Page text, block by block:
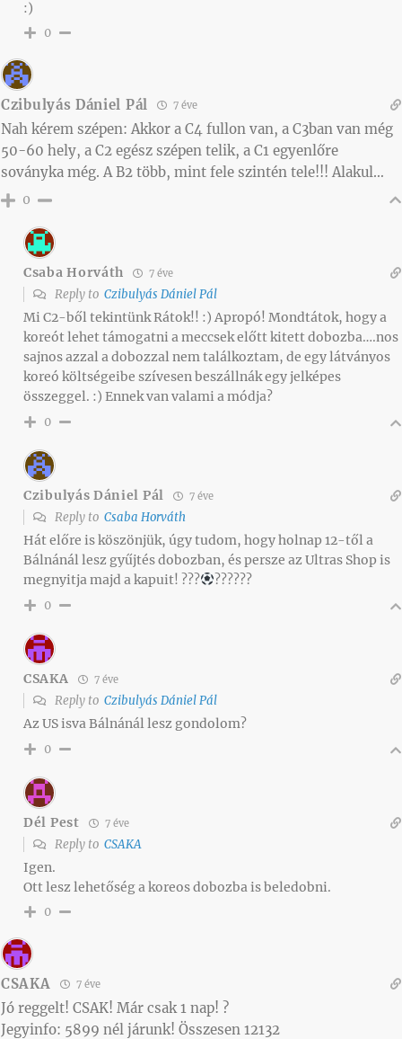
:)
0
Czibulyás Dániel Pál 7 éve
Nah kérem szépen: Akkor a C4 fullon van, a C3ban van még
50-60 hely, a C2 egész szépen telik, a C1 egyenlőre
soványka még. A B2 több, mint fele szintén tele!!! Alakul…
0
Csaba Horváth 7 éve
Reply to Czibulyás Dániel Pál
Mi C2-ből tekintünk Rátok!! :) Apropó! Mondtátok, hogy a
koreót lehet támogatni a meccsek előtt kitett dobozba….nos
sajnos azzal a dobozzal nem találkoztam, de egy látványos
koreó költségeibe szívesen beszállnák egy jelképes
összeggel. :) Ennek van valami a módja?
0
Czibulyás Dániel Pál 7 éve
Reply to Csaba Horváth
Hát előre is köszönjük, úgy tudom, hogy holnap 12-től a
Bálnánál lesz gyűjtés dobozban, és persze az Ultras Shop is
megnyitja majd a kapuit! ???
??????
0
CSAKA 7 éve
Reply to Czibulyás Dániel Pál
Az US isva Bálnánál lesz gondolom?
0
Dél Pest 7 éve
Reply to CSAKA
Igen.
Ott lesz lehetőség a koreos dobozba is beledobni.
0
CSAKA 7 éve
Jó reggelt! CSAK! Már csak 1 nap! ?
Jegyinfo: 5899 nél járunk! Összesen 12132